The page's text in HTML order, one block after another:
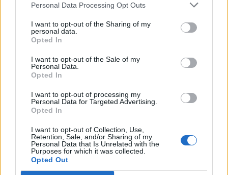
Personal Data Processing Opt Outs
I want to opt-out of the Sharing of my
personal data.
Opted In
I want to opt-out of the Sale of my
Personal Data.
Opted In
I want to opt-out of processing my
Personal Data for Targeted Advertising.
Opted In
I want to opt-out of Collection, Use,
Retention, Sale, and/or Sharing of my
Personal Data that Is Unrelated with the
Purposes for which it was collected.
Opted Out
από τον πεζόδρομο.
Ο 27χρονος συνελήφθη και
αναμένεται να οδηγηθεί στον
εισαγγελέα.
Δείτε το βίντεο – Βρήκε τραγικό
τέλος για μία παρατήρηση στον